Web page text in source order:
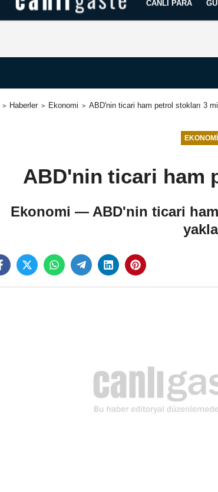
Kayseri Haberleri Can Radyo Dinle
CANLI PARA
Haberler Ekonomi ABD'nin ticari ham petrol stokları 3
EKONOMI
ABD'nin ticari ham
Ekonomi — ABD'nin ticari